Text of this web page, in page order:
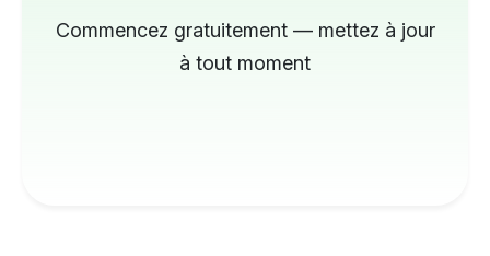
Commencez gratuitement — mettez à jour
à tout moment